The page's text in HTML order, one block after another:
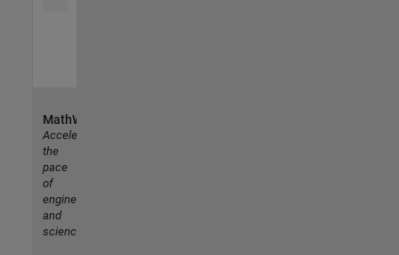
MathWorks
Accelerating
the
pace
of
engineering
and
science